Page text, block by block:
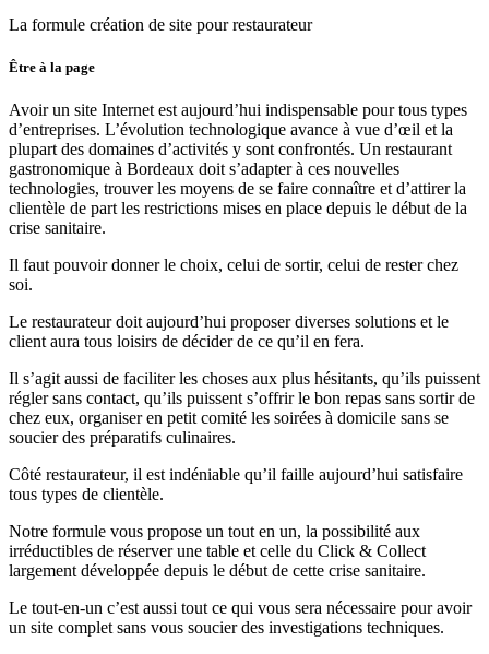
La formule création de site pour restaurateur
Être à la page
Avoir un site Internet est aujourd’hui indispensable pour tous types
d’entreprises. L’évolution technologique avance à vue d’œil et la
plupart des domaines d’activités y sont confrontés. Un restaurant
gastronomique à Bordeaux doit s’adapter à ces nouvelles
technologies, trouver les moyens de se faire connaître et d’attirer la
clientèle de part les restrictions mises en place depuis le début de la
crise sanitaire.
Il faut pouvoir donner le choix, celui de sortir, celui de rester chez
soi.
Le restaurateur doit aujourd’hui proposer diverses solutions et le
client aura tous loisirs de décider de ce qu’il en fera.
Il s’agit aussi de faciliter les choses aux plus hésitants, qu’ils puissent
régler sans contact, qu’ils puissent s’offrir le bon repas sans sortir de
chez eux, organiser en petit comité les soirées à domicile sans se
soucier des préparatifs culinaires.
Côté restaurateur, il est indéniable qu’il faille aujourd’hui satisfaire
tous types de clientèle.
Notre formule vous propose un tout en un, la possibilité aux
irréductibles de réserver une table et celle du Click & Collect
largement développée depuis le début de cette crise sanitaire.
Le tout-en-un c’est aussi tout ce qui vous sera nécessaire pour avoir
un site complet sans vous soucier des investigations techniques.